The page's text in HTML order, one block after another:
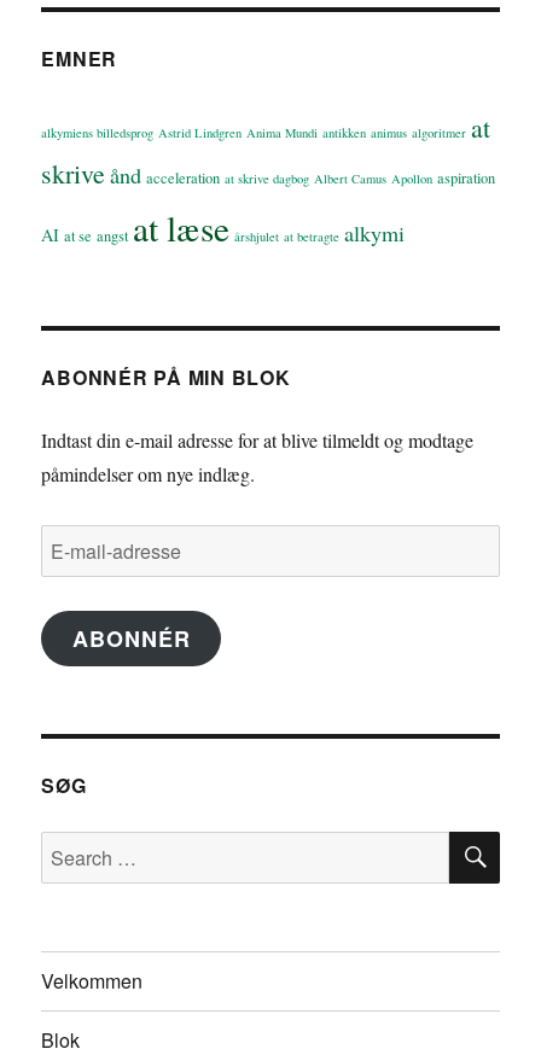
EMNER
alkymiens billedsprog Astrid Lindgren Anima Mundi antikken animus algoritmer at
skrive ånd acceleration at skrive dagbog Albert Camus Apollon aspiration
AI at se angst at læse årshjulet at betragte alkymi
ABONNÉR PÅ MIN BLOK
Indtast din e-mail adresse for at blive tilmeldt og modtage
påmindelser om nye indlæg.
E-
mail-
adresse
ABONNÉR
SØG
Search
for:
Velkommen
Blok